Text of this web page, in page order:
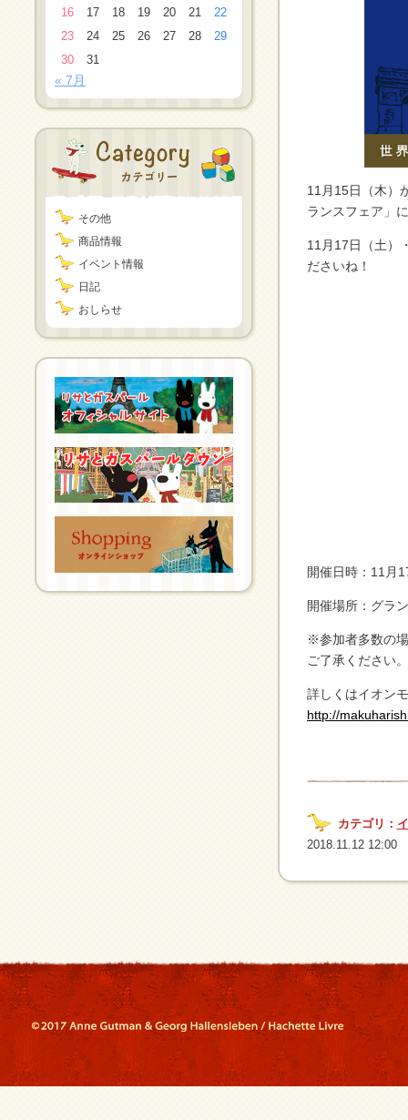
16
17 18 19 20 21
22
23
24 25 26 27 28
29
30
31
« 7月
その他
商品情報
イベント情報
日記
おしらせ
11月15日（木）
ランスフェア」
11月17日（土）
ださいね！
開催日時：11月
開催場所：グラ
※参加者多数の
ご了承ください。
詳しくはイオン
http://
カテゴリ：
2018.11.12 12:00